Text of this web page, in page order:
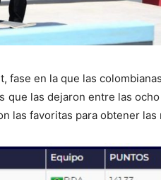
en la que las
las dejaron entre las
las favoritas para obtener